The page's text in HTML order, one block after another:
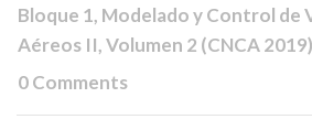
Bloque 1, Modelado y Control de
Aéreos II, Volumen 2 (CNCA 2019)
0 Comments